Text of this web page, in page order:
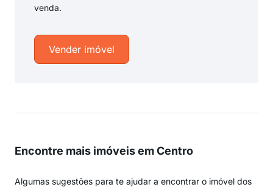
venda.
Vender imóvel
Encontre mais imóveis em Centro
Algumas sugestões para te ajudar a encontrar o imóvel dos